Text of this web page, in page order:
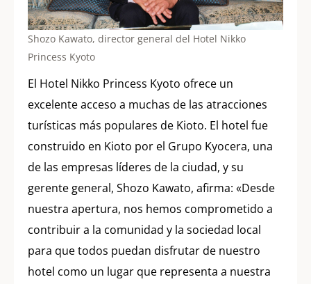
Shozo Kawato, director general del Hotel Nikko
Princess Kyoto
El Hotel Nikko Princess Kyoto ofrece un
excelente acceso a muchas de las atracciones
turísticas más populares de Kioto. El hotel fue
construido en Kioto por el Grupo Kyocera, una
de las empresas líderes de la ciudad, y su
gerente general, Shozo Kawato, afirma: «Desde
nuestra apertura, nos hemos comprometido a
contribuir a la comunidad y la sociedad local
para que todos puedan disfrutar de nuestro
hotel como un lugar que representa a nuestra